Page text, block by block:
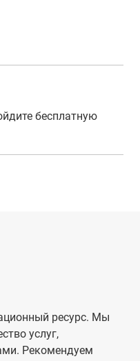
бесплатную
ресурс. Мы
услуг,
Рекомендуем